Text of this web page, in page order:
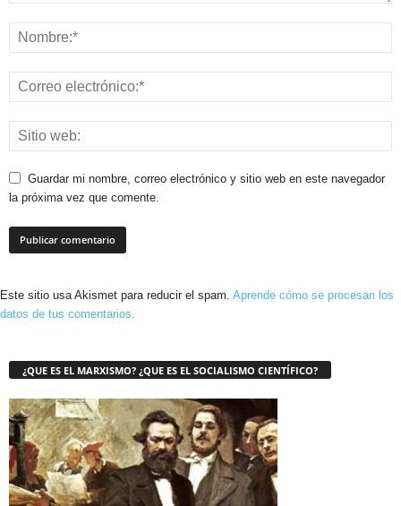
Guardar mi nombre, correo electrónico y sitio web en este navegador
la próxima vez que comente.
Este sitio usa Akismet para reducir el spam. Aprende cómo se procesan los
datos de tus comentarios.
¿QUE ES EL MARXISMO? ¿QUE ES EL SOCIALISMO CIENTÍFICO?